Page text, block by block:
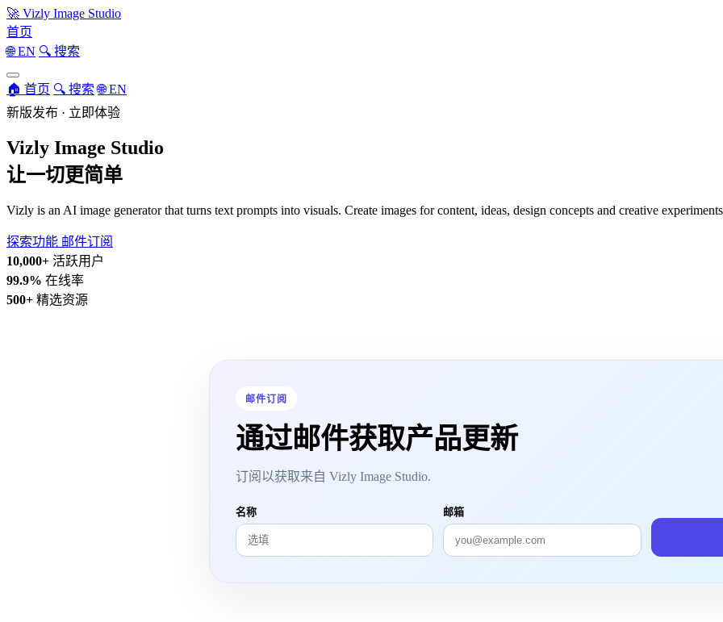
🚀 Vizly Image Studio
首页
🌐 EN 🔍 搜索
🏠 首页 🔍 搜索 🌐 EN
新版发布 · 立即体验
Vizly Image Studio
让一切更简单
Vizly is an AI image generator that turns text prompts into visuals. Create images for content, ideas, design concepts and creative
探索功能 邮件订阅
10,000+ 活跃用户
99.9% 在线率
500+ 精选资源
邮件订阅
通过邮件获取产品更新
订阅以获取来自 Vizly Image Studio.
名称 邮箱